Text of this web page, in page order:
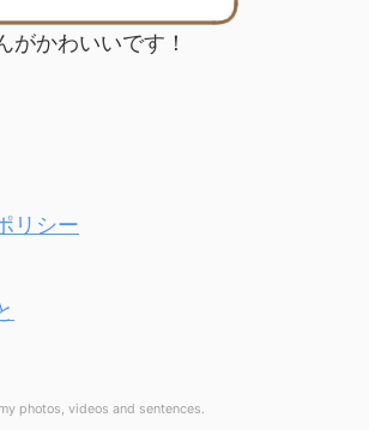
がかわいいです！
リシー
photos, videos and sentences.